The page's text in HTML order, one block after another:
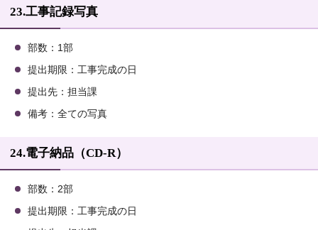
23.工事記録写真
部数：1部
提出期限：工事完成の日
提出先：担当課
備考：全ての写真
24.電子納品（CD-R）
部数：2部
提出期限：工事完成の日